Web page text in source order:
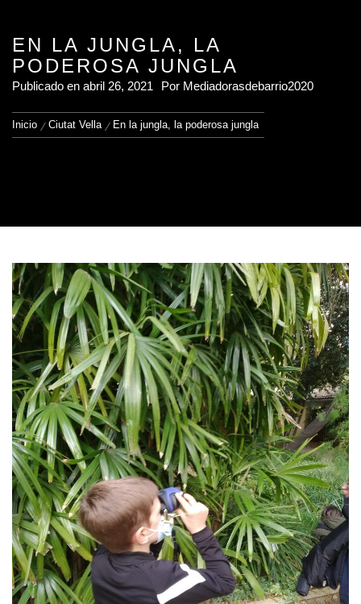
EN LA JUNGLA, LA
PODEROSA JUNGLA
Publicado en abril 26, 2021 Por Mediadorasdebarrio2020
Inicio Ciutat Vella En la jungla, la poderosa jungla